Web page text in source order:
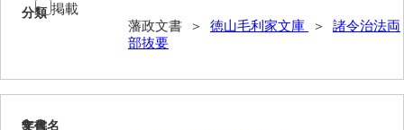
職掌録
分類
藩政文書 ＞ 徳山毛利家文庫 ＞ 諸令治法両
部抜要
掲載
9
文書名
年代